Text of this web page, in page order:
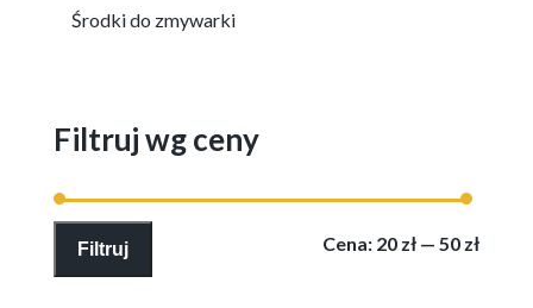
Środki do zmywarki
Filtruj wg ceny
Cena
Cena
Filtruj Cena: 20 zł — 50 zł